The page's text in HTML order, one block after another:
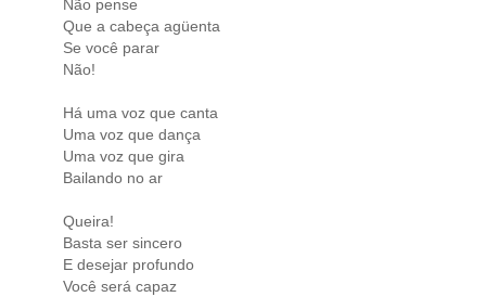
Não pense
Que a cabeça agüenta
Se você parar
Não!
Há uma voz que canta
Uma voz que dança
Uma voz que gira
Bailando no ar
Queira!
Basta ser sincero
E desejar profundo
Você será capaz